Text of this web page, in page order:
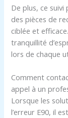
De plus, ce
des pièces de
ciblée et
tranquillité
lors de chaque
Comment
appel à un
Lorsque les
l’erreur E90, il